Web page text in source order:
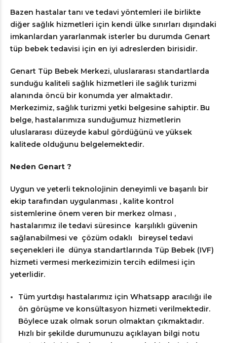
Bazen hastalar tanı ve tedavi yöntemleri ile birlikte
diğer sağlık hizmetleri için kendi ülke sınırları dışındaki
imkanlardan yararlanmak isterler bu durumda Genart
tüp bebek tedavisi için en iyi adreslerden birisidir.
Genart Tüp Bebek Merkezi, uluslararası standartlarda
sunduğu kaliteli sağlık hizmetleri ile sağlık turizmi
alanında öncü bir konumda yer almaktadır.
Merkezimiz, sağlık turizmi yetki belgesine sahiptir. Bu
belge, hastalarımıza sunduğumuz hizmetlerin
uluslararası düzeyde kabul gördüğünü ve yüksek
kalitede olduğunu belgelemektedir.
Neden Genart ?
Uygun ve yeterli teknolojinin deneyimli ve başarılı bir
ekip tarafından uygulanması , kalite kontrol
sistemlerine önem veren bir merkez olması ,
hastalarımız ile tedavi süresince karşılıklı güvenin
sağlanabilmesi ve çözüm odaklı bireysel tedavi
seçenekleri ile dünya standartlarında Tüp Bebek (IVF)
hizmeti vermesi merkezimizin tercih edilmesi için
yeterlidir.
Tüm yurtdışı hastalarımız için Whatsapp aracılığı ile
ön görüşme ve konsültasyon hizmeti verilmektedir.
Böylece uzak olmak sorun olmaktan çıkmaktadır.
Hızlı bir şekilde durumunuzu açıklayan bilgi notu